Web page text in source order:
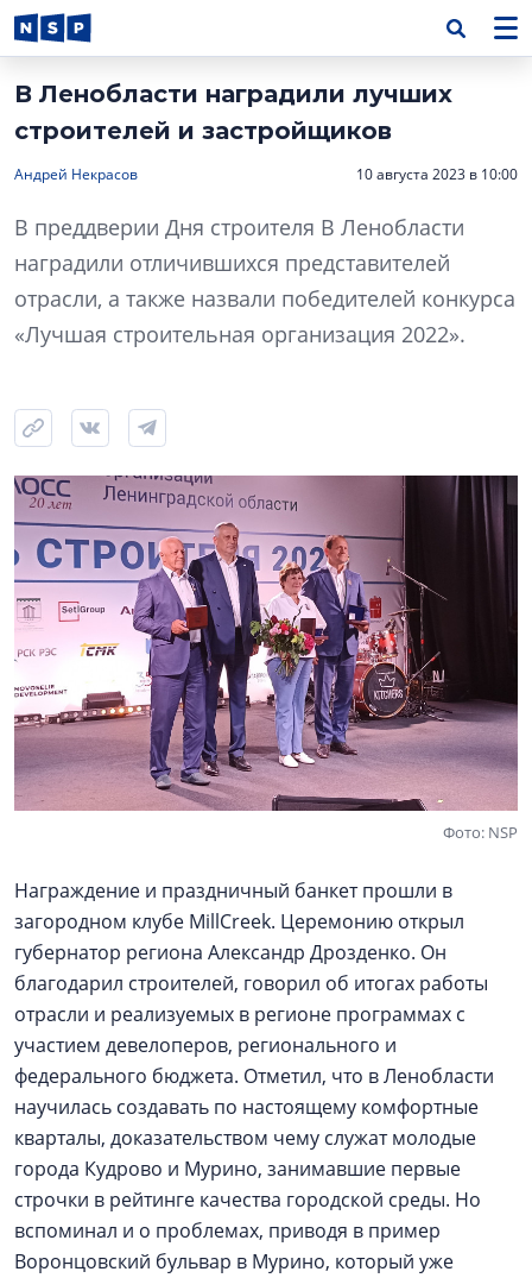
В Ленобласти наградили лучших
строителей и застройщиков
Андрей Некрасов 10 августа 2023 в 10:00
В преддверии Дня строителя В Ленобласти
наградили отличившихся представителей
отрасли, а также назвали победителей конкурса
«Лучшая строительная организация 2022».
Фото: NSP
Награждение и праздничный банкет прошли в
загородном клубе MillCreek. Церемонию открыл
губернатор региона Александр Дрозденко. Он
благодарил строителей, говорил об итогах работы
отрасли и реализуемых в регионе программах с
участием девелоперов, регионального и
федерального бюджета. Отметил, что в Ленобласти
научилась создавать по настоящему комфортные
кварталы, доказательством чему служат молодые
города Кудрово и Мурино, занимавшие первые
строчки в рейтинге качества городской среды. Но
вспоминал и о проблемах, приводя в пример
Воронцовский бульвар в Мурино, который уже